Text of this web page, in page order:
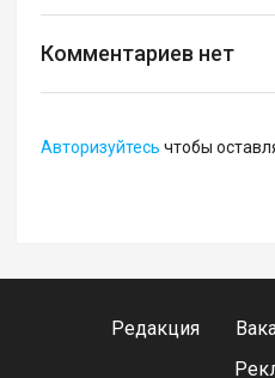
Комментариев нет
Авторизуйтесь чтобы
Редакция